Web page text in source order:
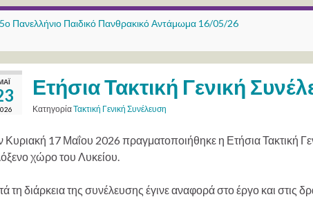
5ο Πανελλήνιο Παιδικό Πανθρακικό Αντάμωμα 16/05/26
Ετήσια Τακτική Γενική
ΚατηγορίαΤακτική Γενική Συνέλευση
Κυριακή 17 Μαΐου 2026 πραγματοποιήθηκε η Ετήσια Τακτική
χώρο του Λυκείου.
τη διάρκεια της συνέλευσης έγινε αναφορά στο έργο και στις